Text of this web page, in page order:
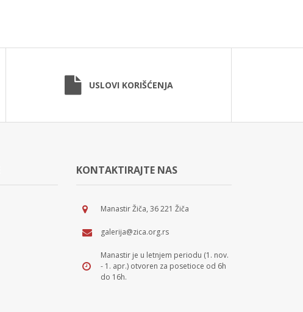
USLOVI KORIŠĆENJA
KONTAKTIRAJTE NAS
Manastir Žiča, 36 221 Žiča
galerija@zica.org.rs
Manastir je u letnjem periodu (1. nov.
- 1. apr.) otvoren za posetioce od 6h
do 16h.